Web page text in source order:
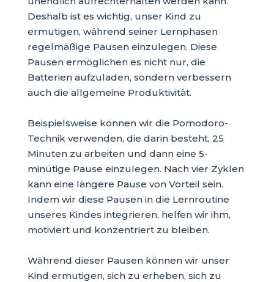
Deshalb ist es wichtig, unser Kind zu
ermutigen, während seiner Lernphasen
regelmäßige Pausen einzulegen. Diese
Pausen ermöglichen es nicht nur, die
Batterien aufzuladen, sondern verbessern
auch die allgemeine Produktivität.
Beispielsweise können wir die Pomodoro-
Technik verwenden, die darin besteht, 25
Minuten zu arbeiten und dann eine 5-
minütige Pause einzulegen. Nach vier Zyklen
kann eine längere Pause von Vorteil sein.
Indem wir diese Pausen in die Lernroutine
unseres Kindes integrieren, helfen wir ihm,
motiviert und konzentriert zu bleiben.
Während dieser Pausen können wir unser
Kind ermutigen, sich zu erheben, sich zu